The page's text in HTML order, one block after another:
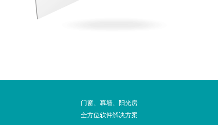
门窗、幕墙、阳光房
全方位软件解决方案